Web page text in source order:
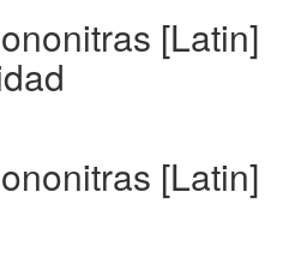
[Latin]
[Latin]